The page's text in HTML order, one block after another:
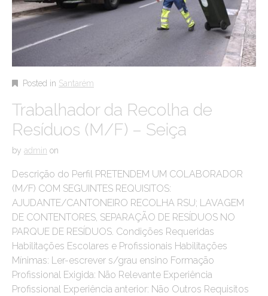
Posted in Santarém
Trabalhador da Recolha de
Resíduos (M/F) – Seiça
by admin on
Descrição do Perfil PRETENDEM UM COLABORADOR
(M/F) COM SEGUINTES REQUISITOS:
AJUDANTE/CANTONEIRO RECOLHA RSU; LAVAGEM
DE CONTENTORES, SEPARAÇÃO DE RESÍDUOS NO
PARQUE DE RESÍDUOS. Condições Requeridas
Habilitações Escolares e Profissionais Habilitações
Mínimas: Ler-escrever s/grau ensino Formação
Profissional Exigida: Não Relevante Experiência
Profissional Experiência anterior: Não Outros Requisitos